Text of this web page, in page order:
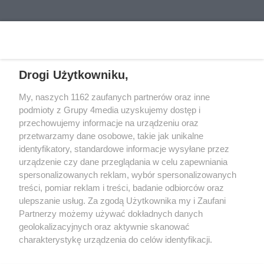
bezpiecznie zakończyć
interwencję.
wsparcia przygotowanego dla
Społecznego i Centrum Usług
Społecznych podpisały
porozumienie, które ma ułatwić
im wejście w samodzielne, dorosłe
życie.
REKLAMA
Reklama Kontakt
Informacja o Nadawcy
Drogi Użytkowniku,
My, naszych 1162 zaufanych partnerów oraz inne
podmioty z Grupy 4media uzyskujemy dostęp i
przechowujemy informacje na urządzeniu oraz
przetwarzamy dane osobowe, takie jak unikalne
identyfikatory, standardowe informacje wysyłane przez
urządzenie czy dane przeglądania w celu zapewniania
spersonalizowanych reklam, wybór spersonalizowanych
treści, pomiar reklam i treści, badanie odbiorców oraz
ulepszanie usług. Za zgodą Użytkownika my i Zaufani
Partnerzy możemy używać dokładnych danych
geolokalizacyjnych oraz aktywnie skanować
charakterystykę urządzenia do celów identyfikacji.